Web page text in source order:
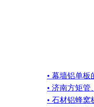
• 幕墙铝单板
• 济南方矩管
• 石材铝蜂窝